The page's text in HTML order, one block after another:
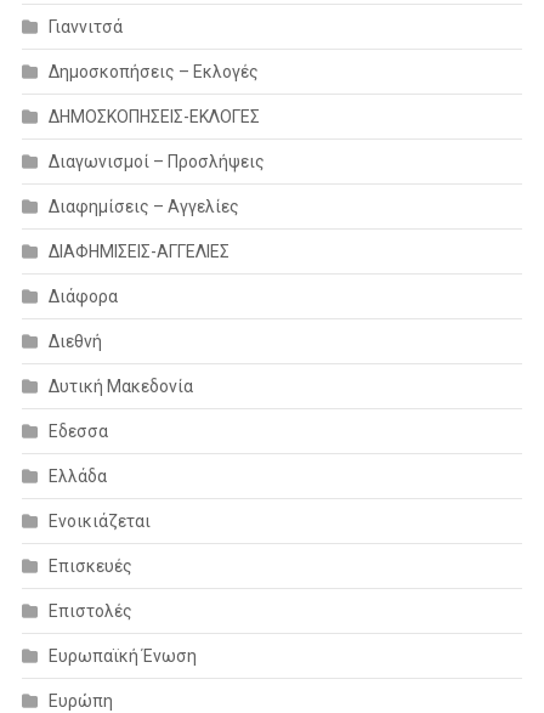
Γιαννιτσά
Δημοσκοπήσεις – Εκλογές
ΔΗΜΟΣΚΟΠΗΣΕΙΣ-ΕΚΛΟΓΕΣ
Διαγωνισμοί – Προσλήψεις
Διαφημίσεις – Αγγελίες
ΔΙΑΦΗΜΙΣΕΙΣ-ΑΓΓΕΛΙΕΣ
Διάφορα
Διεθνή
Δυτική Μακεδονία
Εδεσσα
Ελλάδα
Ενοικιάζεται
Επισκευές
Επιστολές
Ευρωπαϊκή Ένωση
Ευρώπη